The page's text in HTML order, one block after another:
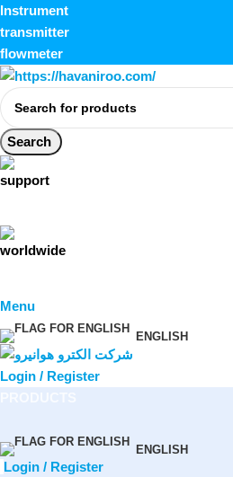
Instrument
transmitter
flowmeter
Search
Menu
ENGLISH
Login / Register
ENGLISH
Login / Register